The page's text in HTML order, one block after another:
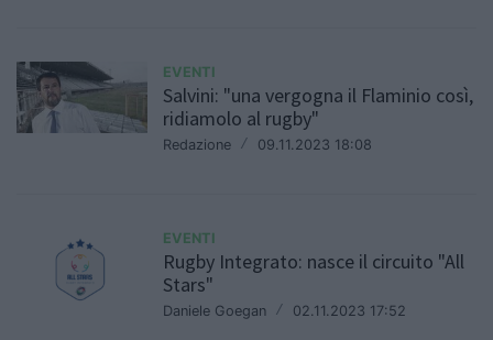
EVENTI
Salvini: "una vergogna il Flaminio così,
ridiamolo al rugby"
Redazione / 09.11.2023 18:08
EVENTI
Rugby Integrato: nasce il circuito "All
Stars"
Daniele Goegan / 02.11.2023 17:52